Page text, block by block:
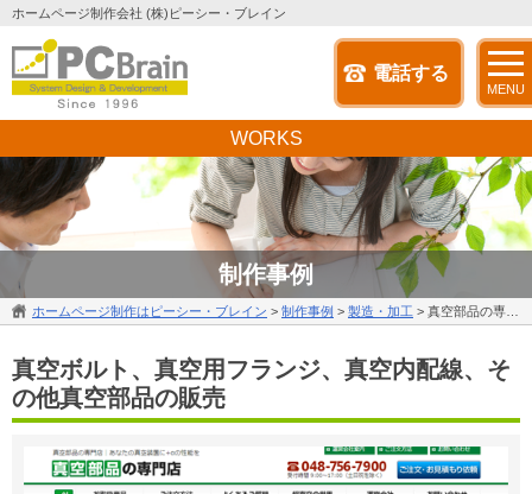
ホームページ制作会社 (株)ピーシー・ブレイン
電話する
MENU
制作事例
WORKS
ホームページ制作はピーシー・ブレイン > 制作事例 > 製造・加工 > 真空部品の専門店
真空ボルト、真空用フランジ、真空内配線、そ
の他真空部品の販売